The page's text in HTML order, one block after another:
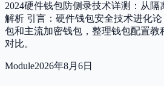
2024硬件钱包防侧录技术详测：从
解析 引言：硬件钱包安全技术进化
包和主流加密钱包，整理钱包配置教
对比。
Module2026年8月6日